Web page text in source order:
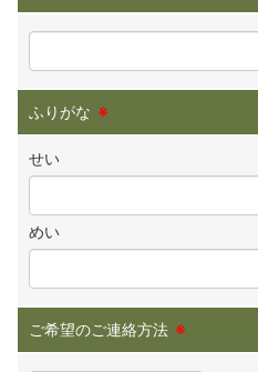
ふりがな ※
せい
めい
ご希望のご連絡方法 ※